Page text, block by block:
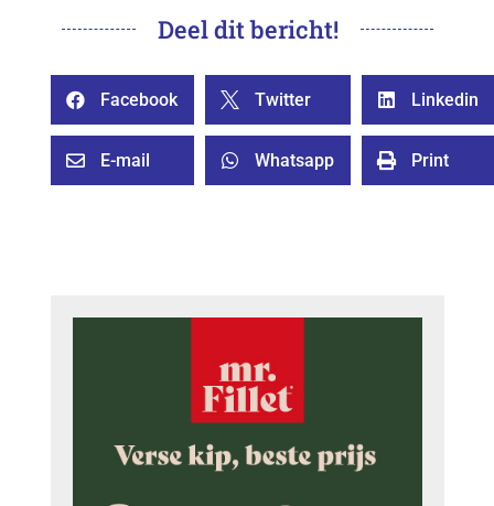
Deel dit bericht!
 Facebook  Twitter  Linkedin
 E-mail  Whatsapp  Print